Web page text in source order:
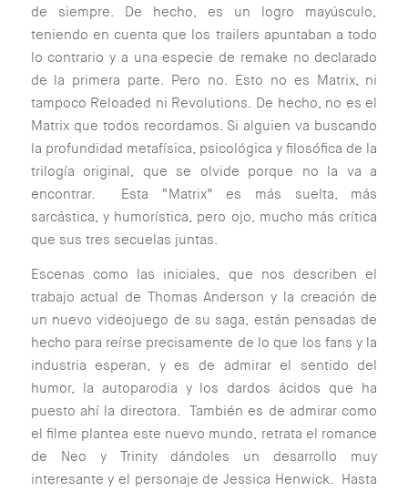
de siempre. De hecho, es un logro mayúsculo,
teniendo en cuenta que los trailers apuntaban a todo
lo contrario y a una especie de remake no declarado
de la primera parte. Pero no. Esto no es Matrix, ni
tampoco Reloaded ni Revolutions. De hecho, no es el
Matrix que todos recordamos. Si alguien va buscando
la profundidad metafísica, psicológica y filosófica de la
trilogía original, que se olvide porque no la va a
encontrar. Esta “Matrix” es más suelta, más
sarcástica, y humorística, pero ojo, mucho más crítica
que sus tres secuelas juntas.
Escenas como las iniciales, que nos describen el
trabajo actual de Thomas Anderson y la creación de
un nuevo videojuego de su saga, están pensadas de
hecho para reírse precisamente de lo que los fans y la
industria esperan, y es de admirar el sentido del
humor, la autoparodia y los dardos ácidos que ha
puesto ahí la directora. También es de admirar como
el filme plantea este nuevo mundo, retrata el romance
de Neo y Trinity dándoles un desarrollo muy
interesante y el personaje de Jessica Henwick. Hasta